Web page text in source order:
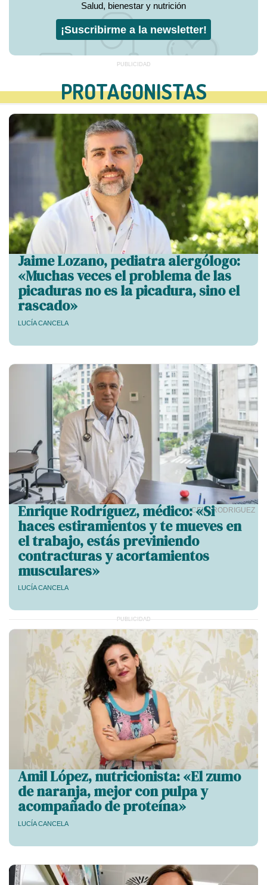
Salud, bienestar y nutrición
¡Suscribirme a la newsletter!
PROTAGONISTAS
Jaime Lozano, pediatra alergólogo:
«Muchas veces el problema de las
picaduras no es la picadura, sino el
rascado»
LUCÍA CANCELA
CELE RODRIGUEZ
Enrique Rodríguez, médico: «Si
haces estiramientos y te mueves en
el trabajo, estás previniendo
contracturas y acortamientos
musculares»
LUCÍA CANCELA
Amil López, nutricionista: «El zumo
de naranja, mejor con pulpa y
acompañado de proteína»
LUCÍA CANCELA